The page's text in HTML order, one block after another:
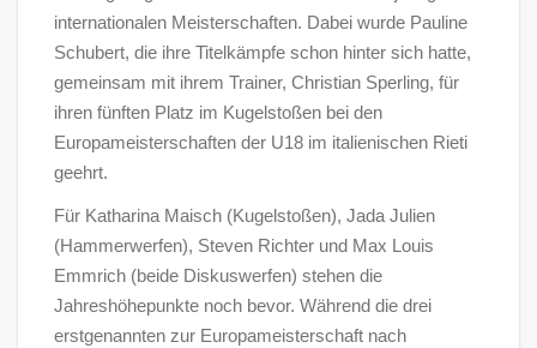
internationalen Meisterschaften. Dabei wurde Pauline
Schubert, die ihre Titelkämpfe schon hinter sich hatte,
gemeinsam mit ihrem Trainer, Christian Sperling, für
ihren fünften Platz im Kugelstoßen bei den
Europameisterschaften der U18 im italienischen Rieti
geehrt.
Für Katharina Maisch (Kugelstoßen), Jada Julien
(Hammerwerfen), Steven Richter und Max Louis
Emmrich (beide Diskuswerfen) stehen die
Jahreshöhepunkte noch bevor. Während die drei
erstgenannten zur Europameisterschaft nach